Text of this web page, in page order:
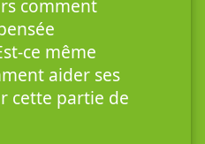
comment
ce même
aider ses
cette partie de